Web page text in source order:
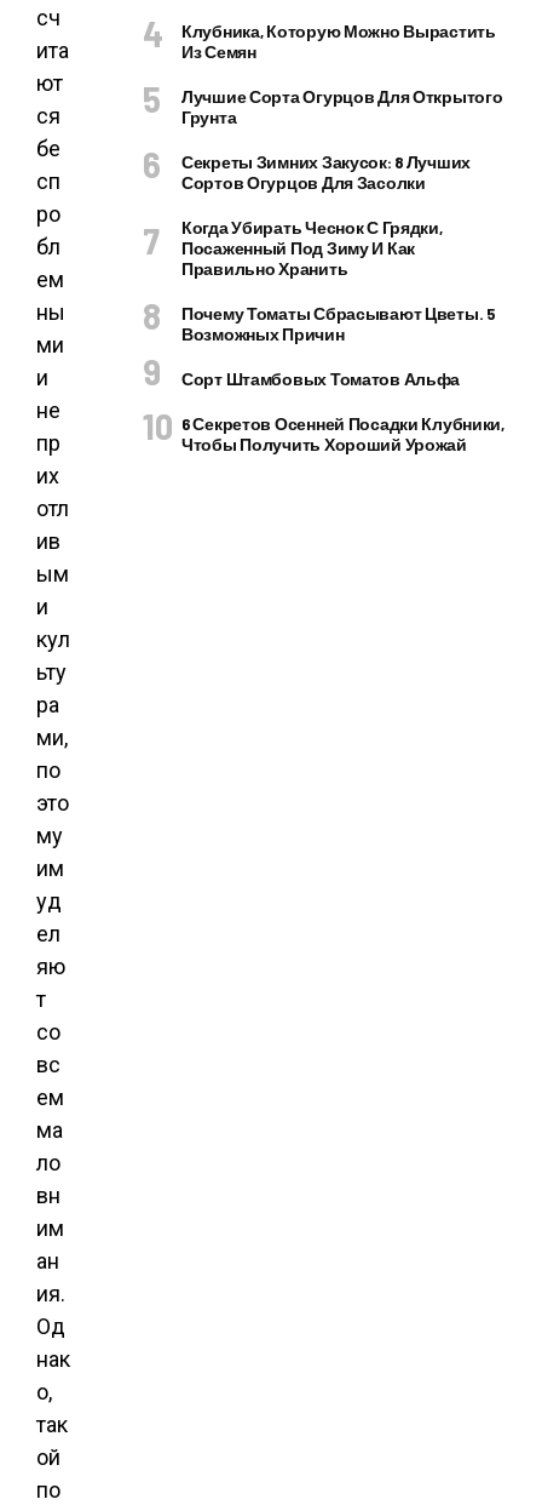
сч
ита
ют
ся
бе
сп
ро
бл
ем
ны
ми
и
не
пр
их
отл
ив
ым
и
кул
ьту
ра
ми,
по
это
му
им
уд
ел
яю
т
со
вс
ем
ма
ло
вн
им
ан
ия.
Од
нак
о,
так
ой
по
Клубника, Которую Можно Вырастить
Из Семян
Лучшие Сорта Огурцов Для Открытого
Грунта
Секреты Зимних Закусок: 8 Лучших
Сортов Огурцов Для Засолки
Когда Убирать Чеснок С Грядки,
Посаженный Под Зиму И Как
Правильно Хранить
Почему Томаты Сбрасывают Цветы. 5
Возможных Причин
Сорт Штамбовых Томатов Альфа
6 Секретов Осенней Посадки Клубники,
Чтобы Получить Хороший Урожай